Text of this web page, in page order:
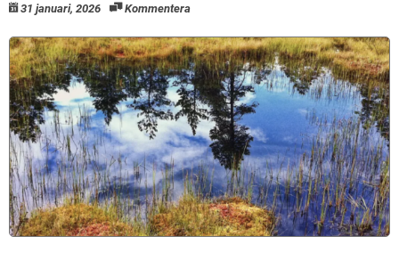
31 januari, 2026 Kommentera